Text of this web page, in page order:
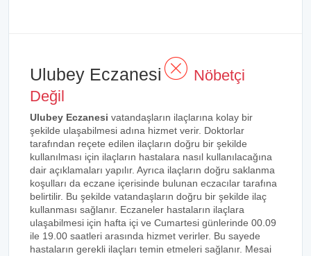
Ulubey Eczanesi
Nöbetçi
Değil
Ulubey Eczanesi vatandaşların ilaçlarına kolay bir
şekilde ulaşabilmesi adına hizmet verir. Doktorlar
tarafından reçete edilen ilaçların doğru bir şekilde
kullanılması için ilaçların hastalara nasıl kullanılacağına
dair açıklamaları yapılır. Ayrıca ilaçların doğru saklanma
koşulları da eczane içerisinde bulunan eczacılar tarafına
belirtilir. Bu şekilde vatandaşların doğru bir şekilde ilaç
kullanması sağlanır. Eczaneler hastaların ilaçlara
ulaşabilmesi için hafta içi ve Cumartesi günlerinde 00.09
ile 19.00 saatleri arasında hizmet verirler. Bu sayede
hastaların gerekli ilaçları temin etmeleri sağlanır. Mesai